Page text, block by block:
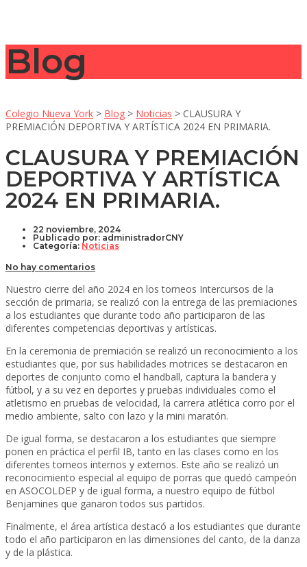
Blog
Colegio Nueva York > Blog > Noticias > CLAUSURA Y
PREMIACIÓN DEPORTIVA Y ARTÍSTICA 2024 EN PRIMARIA.
CLAUSURA Y PREMIACIÓN
DEPORTIVA Y ARTÍSTICA
2024 EN PRIMARIA.
22 noviembre, 2024
Publicado por: administradorCNY
Categoría: Noticias
No hay comentarios
Nuestro cierre del año 2024 en los torneos Intercursos de la
sección de primaria, se realizó con la entrega de las premiaciones
a los estudiantes que durante todo año participaron de las
diferentes competencias deportivas y artísticas.
En la ceremonia de premiación se realizó un reconocimiento a los
estudiantes que, por sus habilidades motrices se destacaron en
deportes de conjunto como el handball, captura la bandera y
fútbol, y a su vez en deportes y pruebas individuales como el
atletismo en pruebas de velocidad, la carrera atlética corro por el
medio ambiente, salto con lazo y la mini maratón.
De igual forma, se destacaron a los estudiantes que siempre
ponen en práctica el perfil IB, tanto en las clases como en los
diferentes torneos internos y externos. Este año se realizó un
reconocimiento especial al equipo de porras que quedó campeón
en ASOCOLDEP y de igual forma, a nuestro equipo de fútbol
Benjamines que ganaron todos sus partidos.
Finalmente, el área artística destacó a los estudiantes que durante
todo el año participaron en las dimensiones del canto, de la danza
y de la plástica.